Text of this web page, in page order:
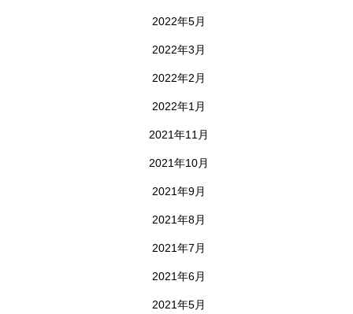
2022年5月
2022年3月
2022年2月
2022年1月
2021年11月
2021年10月
2021年9月
2021年8月
2021年7月
2021年6月
2021年5月